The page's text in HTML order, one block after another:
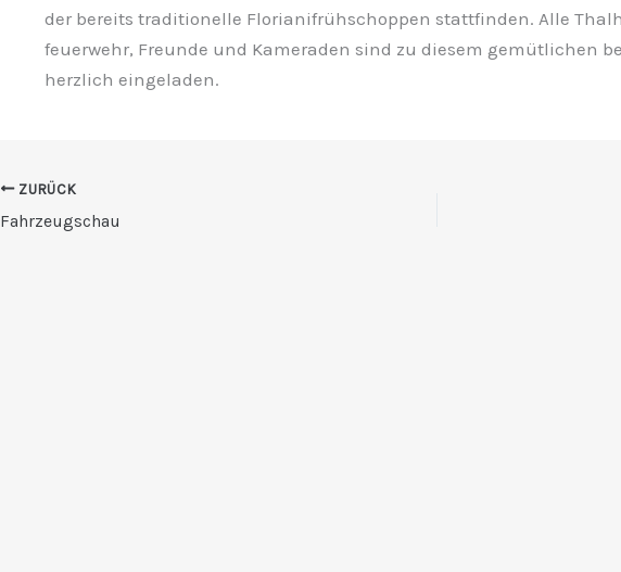
der bereits traditionelle Florianifrühschoppen stattfinden. Alle
feuerwehr, Freunde und Kameraden sind zu diesem gemütlichen
herzlich eingeladen.
ZURÜCK
Fahrzeugschau